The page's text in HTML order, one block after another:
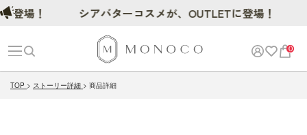
0
TOP ストーリー詳細 商品詳細
場！ シアバターコスメが、OUTLETに登場！